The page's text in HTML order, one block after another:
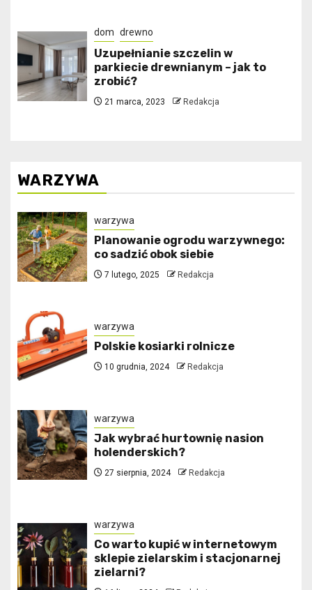
dom drewno
Uzupełnianie szczelin w
parkiecie drewnianym – jak to
zrobić?
21 marca, 2023 Redakcja
WARZYWA
warzywa
Planowanie ogrodu warzywnego:
co sadzić obok siebie
7 lutego, 2025 Redakcja
warzywa
Polskie kosiarki rolnicze
10 grudnia, 2024 Redakcja
warzywa
Jak wybrać hurtownię nasion
holenderskich?
27 sierpnia, 2024 Redakcja
warzywa
Co warto kupić w internetowym
sklepie zielarskim i stacjonarnej
zielarni?